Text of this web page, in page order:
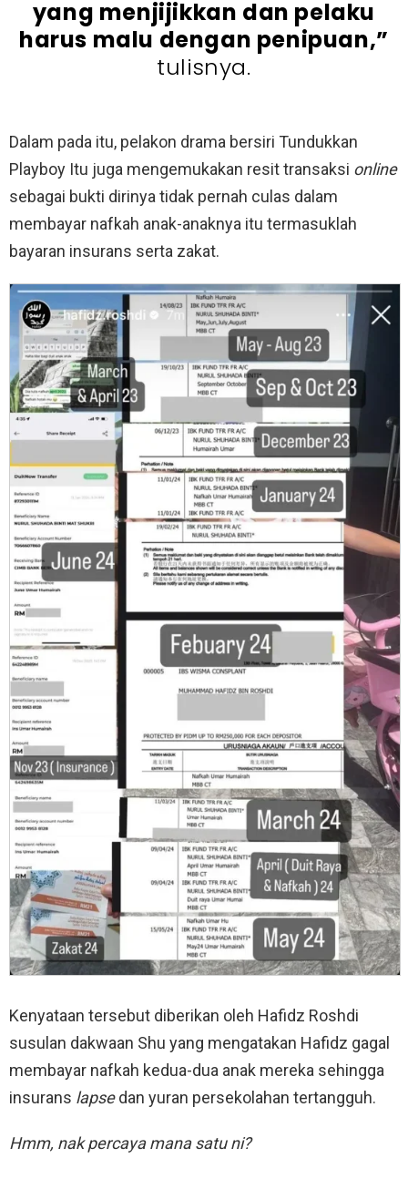
yang menjijikkan dan pelaku
harus malu dengan penipuan,”
tulisnya.
Dalam pada itu, pelakon drama bersiri Tundukkan
Playboy Itu juga mengemukakan resit transaksi online
sebagai bukti dirinya tidak pernah culas dalam
membayar nafkah anak-anaknya itu termasuklah
bayaran insurans serta zakat.
Kenyataan tersebut diberikan oleh Hafidz Roshdi
susulan dakwaan Shu yang mengatakan Hafidz gagal
membayar nafkah kedua-dua anak mereka sehingga
insurans lapsedan yuran persekolahan tertangguh.
Hmm, nak percaya mana satu ni?